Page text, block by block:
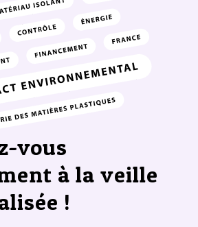
vous
à la veille
!